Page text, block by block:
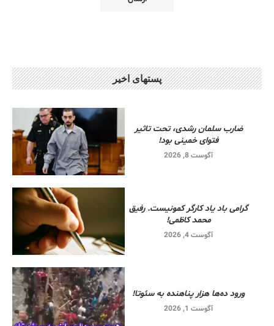
پستهای اخیر
ضارب سلمان رشدی، تحت تاثیر
فتوای خمینی بود!
آگوست 8, 2026
گرامی باد یاد کارگر کمونیست. رفیق
محمد کاظمی!
آگوست 4, 2026
ورود ده‌ها هزار پناهنده به سئوتا!
آگوست 1, 2026